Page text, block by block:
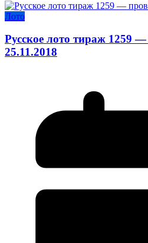
Лото
Русское лото тираж 1259
25.11.2018